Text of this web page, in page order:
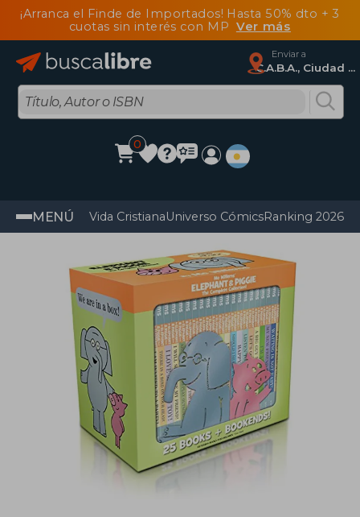
¡Arranca el Finde de Importados! Hasta 50% dto + 3
cuotas sin interés con MP Ver más
Enviar a
C.A.B.A., Ciudad Autónoma De Buenos Aires
0
MENÚ Vida CristianaUniverso CómicsRanking 2026